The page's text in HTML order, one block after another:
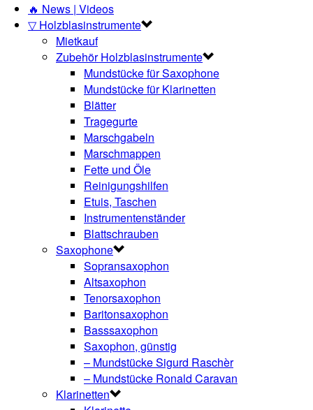
🔥 News | Videos
▽ Holzblasinstrumente
Mietkauf
Zubehör Holzblasinstrumente
Mundstücke für Saxophone
Mundstücke für Klarinetten
Blätter
Tragegurte
Marschgabeln
Marschmappen
Fette und Öle
Reinigungshilfen
Etuis, Taschen
Instrumentenständer
Blattschrauben
Saxophone
Sopransaxophon
Altsaxophon
Tenorsaxophon
Baritonsaxophon
Basssaxophon
Saxophon, günstig
– Mundstücke Sigurd Raschèr
– Mundstücke Ronald Caravan
Klarinetten